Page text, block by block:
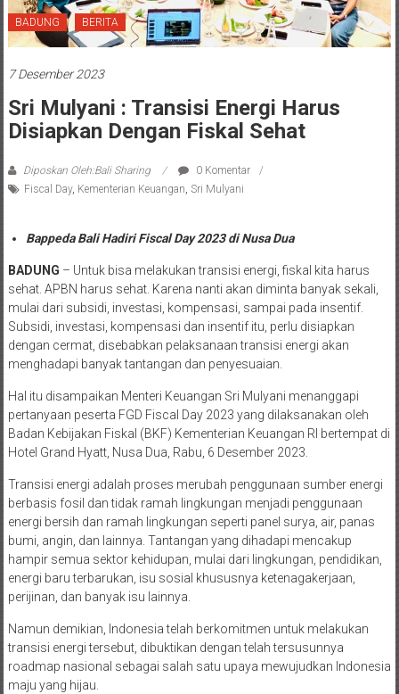
BADUNG BERITA
7 Desember 2023
Sri Mulyani : Transisi Energi Harus
Disiapkan Dengan Fiskal Sehat
Diposkan Oleh:Bali Sharing
0 Komentar
Fiscal Day, Kementerian Keuangan, Sri Mulyani
Bappeda Bali Hadiri Fiscal Day 2023 di Nusa Dua
BADUNG – Untuk bisa melakukan transisi energi, fiskal kita harus
sehat. APBN harus sehat. Karena nanti akan diminta banyak sekali,
mulai dari subsidi, investasi, kompensasi, sampai pada insentif.
Subsidi, investasi, kompensasi dan insentif itu, perlu disiapkan
dengan cermat, disebabkan pelaksanaan transisi energi akan
menghadapi banyak tantangan dan penyesuaian.
Hal itu disampaikan Menteri Keuangan Sri Mulyani menanggapi
pertanyaan peserta FGD Fiscal Day 2023 yang dilaksanakan oleh
Badan Kebijakan Fiskal (BKF) Kementerian Keuangan RI bertempat di
Hotel Grand Hyatt, Nusa Dua, Rabu, 6 Desember 2023.
Transisi energi adalah proses merubah penggunaan sumber energi
berbasis fosil dan tidak ramah lingkungan menjadi penggunaan
energi bersih dan ramah lingkungan seperti panel surya, air, panas
bumi, angin, dan lainnya. Tantangan yang dihadapi mencakup
hampir semua sektor kehidupan, mulai dari lingkungan, pendidikan,
energi baru terbarukan, isu sosial khususnya ketenagakerjaan,
perijinan, dan banyak isu lainnya.
Namun demikian, Indonesia telah berkomitmen untuk melakukan
transisi energi tersebut, dibuktikan dengan telah tersusunnya
roadmap nasional sebagai salah satu upaya mewujudkan Indonesia
maju yang hijau.